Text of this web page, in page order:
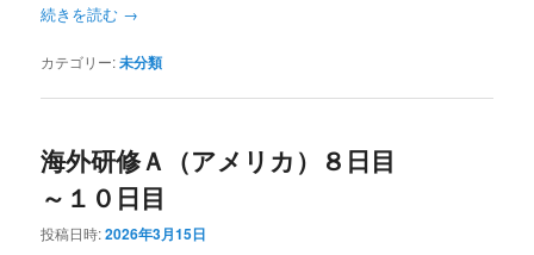
続きを読む →
カテゴリー:未分類
海外研修Ａ（アメリカ）８日目
～１０日目
投稿日時:2026年3月15日